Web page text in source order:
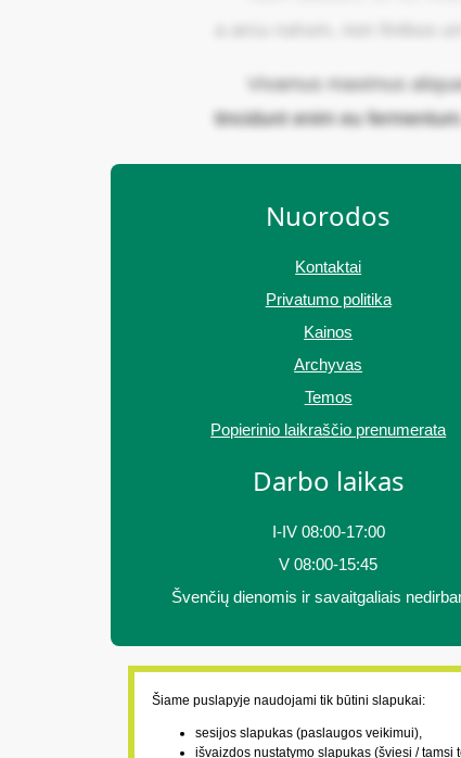
Vivamus maximus
tincidunt enim eu
Nuorodos
Kontaktai
Privatumo politika
Kainos
Archyvas
Temos
Popierinio laikraščio prenumerata
Darbo laikas
I-IV 08:00-17:00
V 08:00-15:45
Švenčių dienomis ir savaitgaliais
Šiame puslapyje naudojami tik būtini slapukai:
sesijos slapukas (paslaugos veikimui),
išvaizdos nustatymo slapukas (šviesi / tamsi